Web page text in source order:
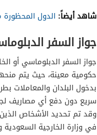
شاهد أيضاً: الدول المحظورة
جواز السفر
جواز السفر الدبلوماسي أو
حكومية معينة، حيث يتم
بدخول البلدان والمعاملات
سريع دون دفع أي مصاريف
وقد تم تحديد الأشخاص
في وزارة الخارجية